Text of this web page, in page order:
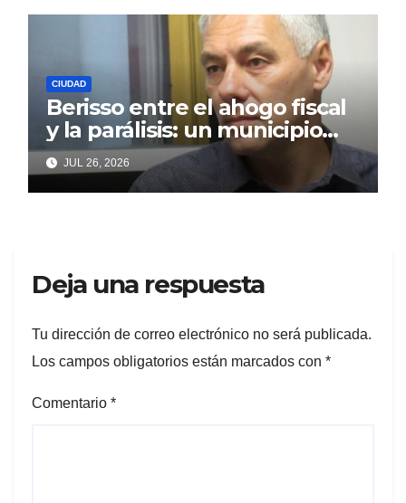
CIUDAD
Berisso entre el ahogo fiscal
y la parálisis: un municipio
acorralado por la falta de
gestión y el desencanto
vecino
JUL 26, 2026
Deja una respuesta
Tu dirección de correo electrónico no será publicada.
Los campos obligatorios están marcados con *
Comentario *